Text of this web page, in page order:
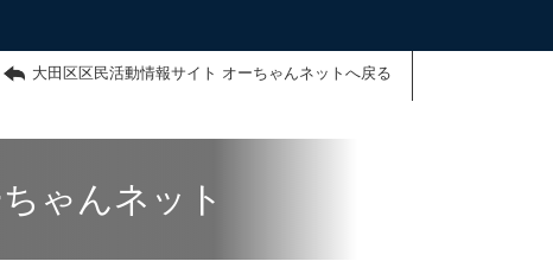
大田区区民活動情報サイト オーちゃんネットへ戻る
ゃんネット